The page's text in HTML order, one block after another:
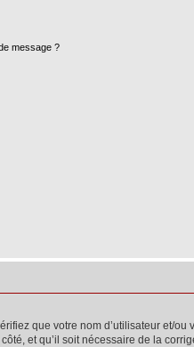
message ?
que votre nom d’utilisateur et/
et qu’il soit nécessaire de la